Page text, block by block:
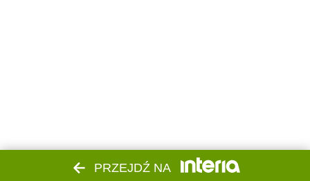
PRZEJDŹ NA